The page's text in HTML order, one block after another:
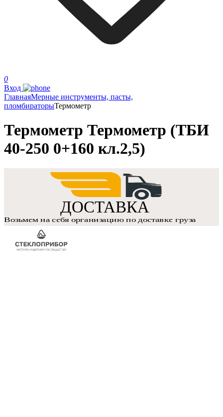
0
Вход
ГлавнаяМерные инструменты, пасты,
пломбираторыТермометр
Термометр Термометр (ТБИ
40-250 0+160 кл.2,5)